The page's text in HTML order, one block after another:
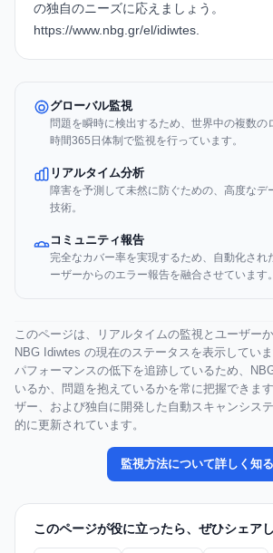
の独自のニーズに応えましょう。
https://www.nbg.gr/el/idiwtes.
グローバル監視
問題を瞬時に検出するため、世界中の複数の
時間365日体制で監視を行っています。
リアルタイム分析
障害を予測して未然に防ぐための、高度なデ
技術。
コミュニティ報告
完全なカバー率を実現するため、自動化され
ーザーからのエラー報告を融合させています。
このページは、リアルタイムの監視とユーザー
NBG Idiwtes の現在のステータスを表示してい
パフォーマンスの低下を追跡しているため、
いるか、問題を抱えているかを常に把握できま
ザー、および独自に開発した自動スキャンシス
的に更新されています。
監視方法について詳しく知る
このページが役に立ったら、ぜひシェア